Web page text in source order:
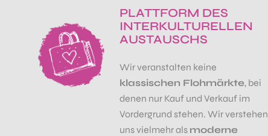
PLATTFORM DES
INTERKULTURELLEN
AUSTAUSCHS
Wir veranstalten keine
klassischen Flohmärkte, bei
denen nur Kauf und Verkauf im
Vordergrund stehen. Wir verstehen
uns vielmehr als moderne